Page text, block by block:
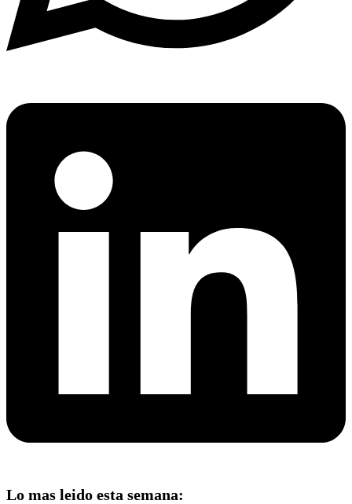
Lo mas leido esta semana: